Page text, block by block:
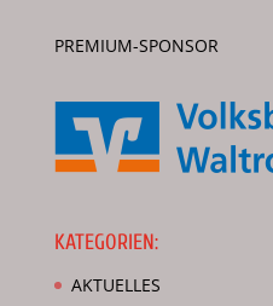
PREMIUM-SPONSOR
KATEGORIEN:
AKTUELLES